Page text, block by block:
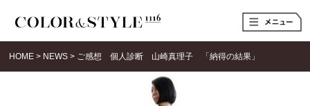
t
o
e
HOME > NEWS > ご感想 個人診断 山崎真理子 「納得の結果」